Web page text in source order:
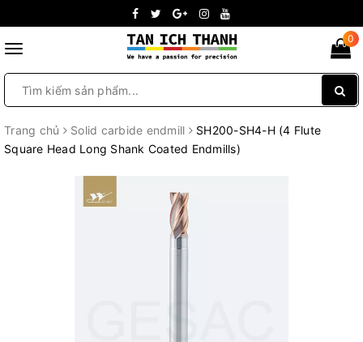
Toggle
0
Trang chủ Solid carbide endmill
SH200-SH4-H (4 Flute
Square Head Long Shank Coated Endmills)